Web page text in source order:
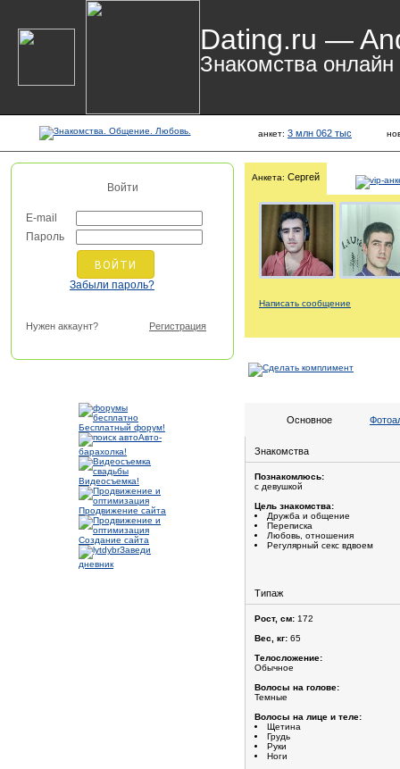
Dating.ru —
Знакомства онлайн
анкет: 3 млн 062 тыс
Войти
E-mail
Пароль
Забыли пароль?
Нужен аккаунт? Регистрация
Бесплатный форум!
Авто-
барахолка!
Видеосъемка!
Продвижение сайта
Создание сайта
Заведи
дневник
Анкета: Сергей
Написать сообщение
Основное
Знакомства
Познакомлюсь:
с девушкой
Цель знакомства:
Дружба и общение
Переписка
Любовь, отношения
Регулярный секс вдвоем
Типаж
Рост, см: 172
Вес, кг: 65
Телосложение:
Обычное
Волосы на голове:
Темные
Волосы на лице и теле:
Щетина
Грудь
Руки
Ноги